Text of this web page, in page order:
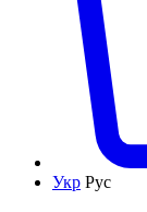
Укр Рус